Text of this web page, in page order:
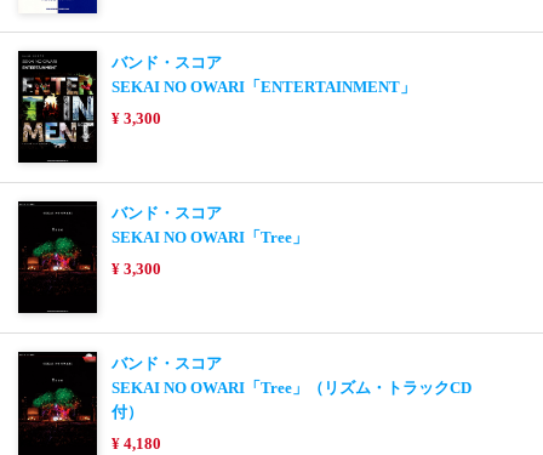
バンド・スコア
SEKAI NO OWARI「ENTERTAINMENT」
¥ 3,300
バンド・スコア
SEKAI NO OWARI「Tree」
¥ 3,300
バンド・スコア
SEKAI NO OWARI「Tree」（リズム・トラックCD
付）
¥ 4,180